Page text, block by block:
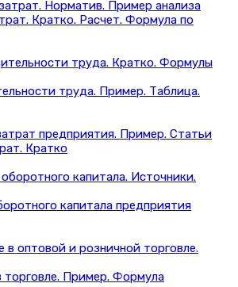
Кратко. Расчет. Формула по
труда. Пример. Таблица.
Кратко
капитала предприятия
торговле. Пример. Формула